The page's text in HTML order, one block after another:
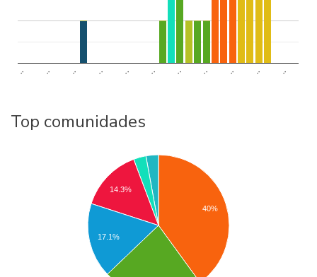
.. .. .. .. .. .. .. .. .. .. ..
Top comunidades
40%
14.3%
17.1%